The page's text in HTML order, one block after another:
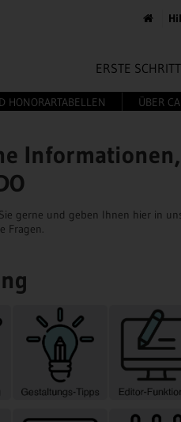
ERSTE
HONORARTABELLEN ÜBER
gerne und geben Ihnen hier in
Fragen.